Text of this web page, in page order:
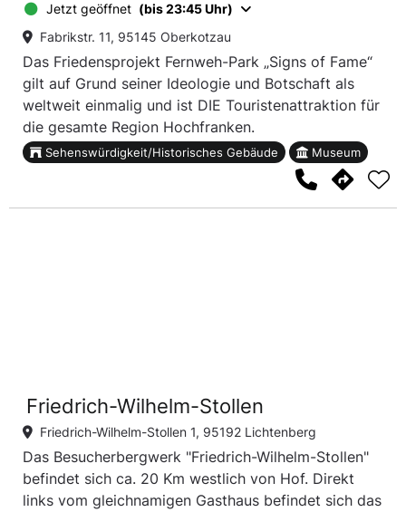
Jetzt geöffnet (bis 23:45 Uhr)
Fabrikstr. 11, 95145 Oberkotzau
Das Friedensprojekt Fernweh-Park „Signs of Fame“
gilt auf Grund seiner Ideologie und Botschaft als
weltweit einmalig und ist DIE Touristenattraktion für
die gesamte Region Hochfranken.
Sehenswürdigkeit/Historisches Gebäude Museum
Friedrich-Wilhelm-Stollen
Friedrich-Wilhelm-Stollen 1, 95192 Lichtenberg
Das Besucherbergwerk "Friedrich-Wilhelm-Stollen"
befindet sich ca. 20 Km westlich von Hof. Direkt
links vom gleichnamigen Gasthaus befindet sich das